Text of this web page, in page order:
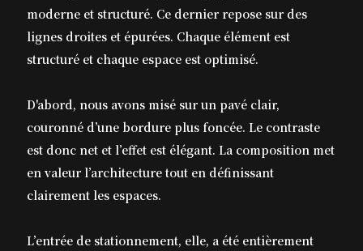
moderne et structuré. Ce dernier repose sur des
lignes droites et épurées. Chaque élément est
structuré et chaque espace est optimisé.
D'abord, nous avons misé sur un pavé clair,
couronné d’une bordure plus foncée. Le contraste
est donc net et l’effet est élégant. La composition met
en valeur l’architecture tout en définissant
clairement les espaces.
L’entrée de stationnement, elle, a été entièrement